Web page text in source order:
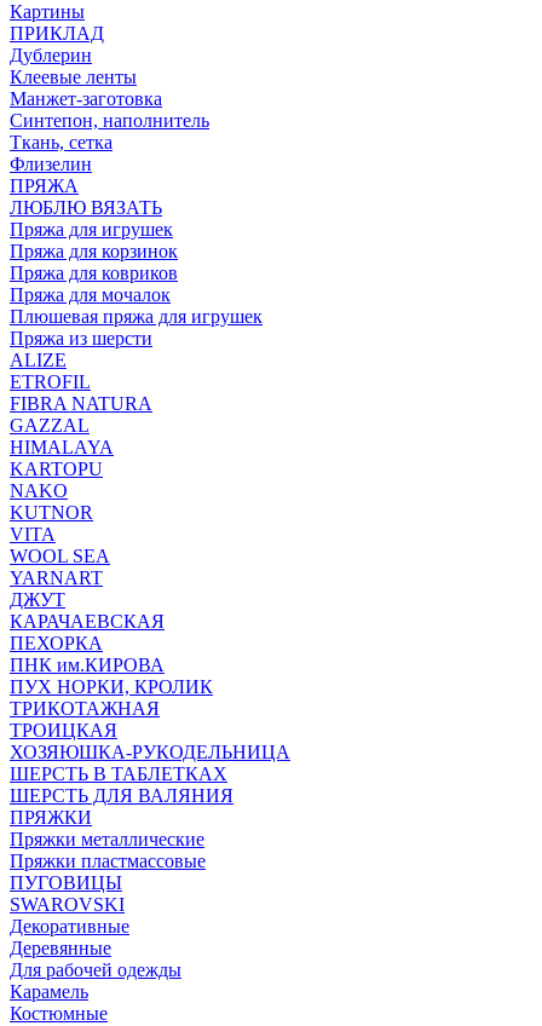
Картины
ПРИКЛАД
Дублерин
Клеевые ленты
Манжет-заготовка
Синтепон, наполнитель
Ткань, сетка
Флизелин
ПРЯЖА
ЛЮБЛЮ ВЯЗАТЬ
Пряжа для игрушек
Пряжа для корзинок
Пряжа для ковриков
Пряжа для мочалок
Плюшевая пряжа для игрушек
Пряжа из шерсти
ALIZE
ETROFIL
FIBRA NATURA
GAZZAL
HIMALAYA
KARTOPU
NAKO
KUTNOR
VITA
WOOL SEA
YARNART
ДЖУТ
КАРАЧАЕВСКАЯ
ПЕХОРКА
ПНК им.КИРОВА
ПУХ НОРКИ, КРОЛИК
ТРИКОТАЖНАЯ
ТРОИЦКАЯ
ХОЗЯЮШКА-РУКОДЕЛЬНИЦА
ШЕРСТЬ В ТАБЛЕТКАХ
ШЕРСТЬ ДЛЯ ВАЛЯНИЯ
ПРЯЖКИ
Пряжки металлические
Пряжки пластмассовые
ПУГОВИЦЫ
SWAROVSKI
Декоративные
Деревянные
Для рабочей одежды
Карамель
Костюмные